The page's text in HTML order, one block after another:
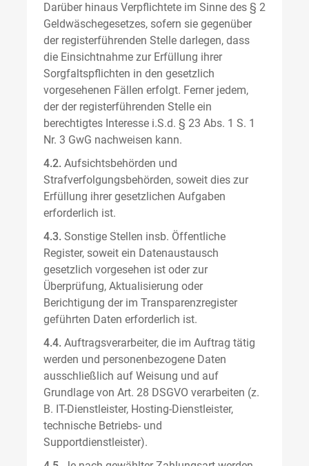
Darüber hinaus Verpflichtete im Sinne des § 2
Geldwäschegesetzes, sofern sie gegenüber
der registerführenden Stelle darlegen, dass
die Einsichtnahme zur Erfüllung ihrer
Sorgfaltspflichten in den gesetzlich
vorgesehenen Fällen erfolgt. Ferner jedem,
der der registerführenden Stelle ein
berechtigtes Interesse i.S.d. § 23 Abs. 1 S. 1
Nr. 3 GwG nachweisen kann.
4.2. Aufsichtsbehörden und
Strafverfolgungsbehörden, soweit dies zur
Erfüllung ihrer gesetzlichen Aufgaben
erforderlich ist.
4.3. Sonstige Stellen insb. Öffentliche
Register, soweit ein Datenaustausch
gesetzlich vorgesehen ist oder zur
Überprüfung, Aktualisierung oder
Berichtigung der im Transparenzregister
geführten Daten erforderlich ist.
4.4. Auftragsverarbeiter, die im Auftrag tätig
werden und personenbezogene Daten
ausschließlich auf Weisung und auf
Grundlage von Art. 28 DSGVO verarbeiten (z.
B. IT-Dienstleister, Hosting-Dienstleister,
technische Betriebs- und
Supportdienstleister).